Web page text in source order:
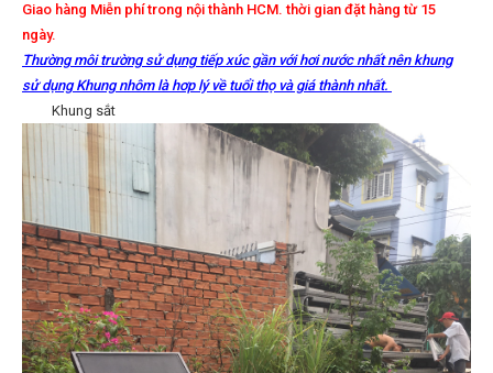
Giao hàng Miễn phí trong nội thành HCM. thời gian đặt hàng từ 15
ngày.
Thường môi trường sử dụng tiếp xúc gần với hơi nước nhất nên khung
sử dụng Khung nhôm là hơp lý về tuổi thọ và giá thành nhất.
Khung sắt